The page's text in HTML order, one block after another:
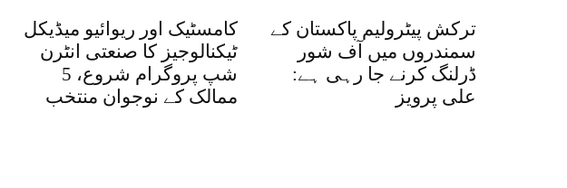
کامسٹیک اور ریوائیو میڈیکل
ٹیکنالوجیز کا صنعتی انٹرن
شپ پروگرام شروع، 5
ممالک کے نوجوان منتخب
ترکش پیٹرولیم پاکستان کے
سمندروں میں آف شور
ڈرلنگ کرنے جا رہی ہے:
علی پرویز